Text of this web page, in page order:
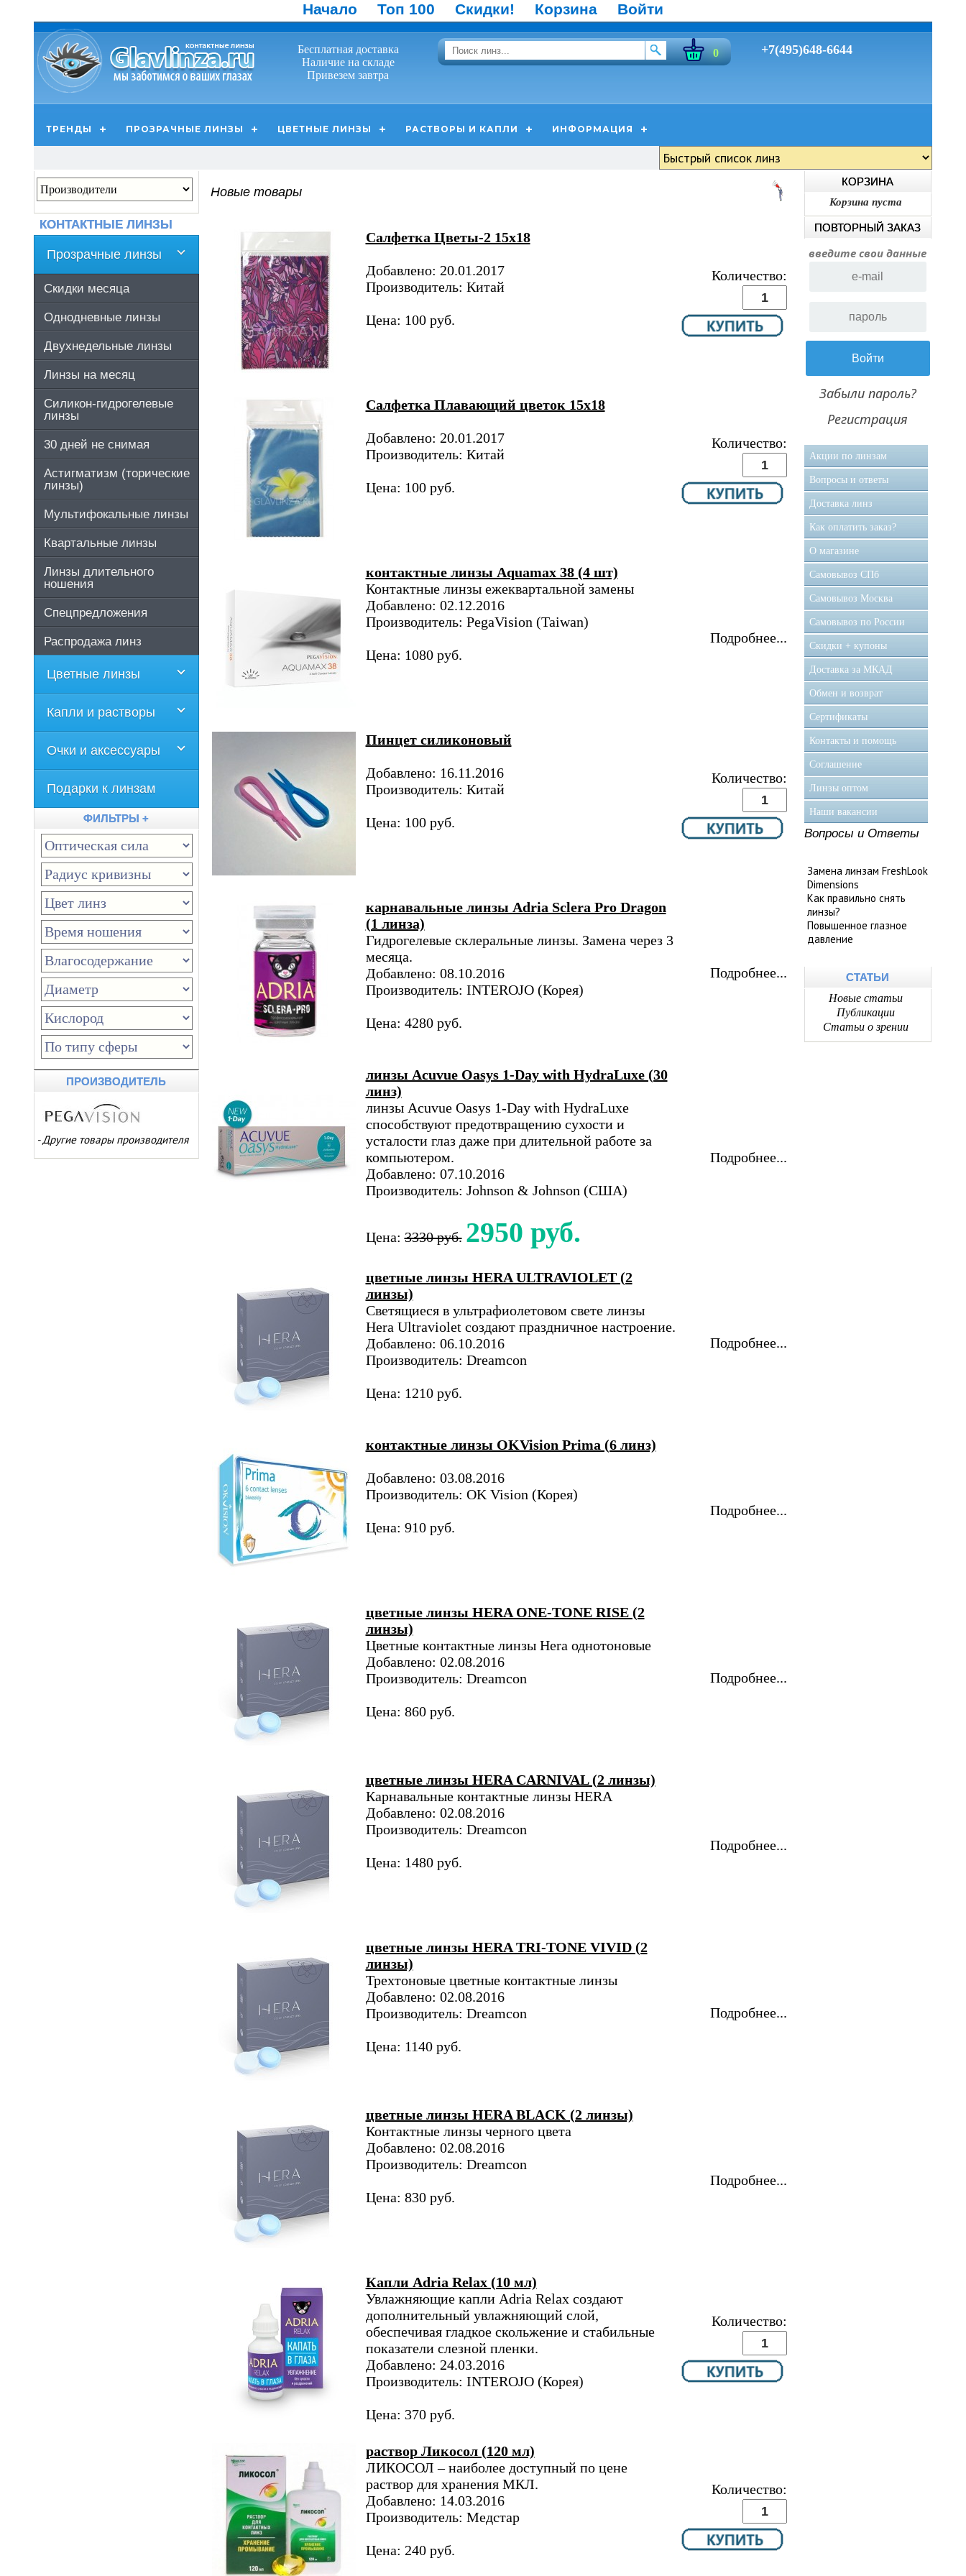
Начало Топ 100 Скидки! Корзина Войти
Бесплатная доставка
Наличие на складе
Привезем завтра
0 +7(495)648-6644
ТРЕНДЫ ПРОЗРАЧНЫЕ ЛИНЗЫ ЦВЕТНЫЕ ЛИНЗЫ РАСТВОРЫ И КАПЛИ ИНФОРМАЦИЯ
Новые товары
Салфетка Цветы-2 15х18
Добавлено: 20.01.2017
Производитель: Китай
Цена: 100 руб.
Количество:
Салфетка Плавающий цветок 15х18
Добавлено: 20.01.2017
Производитель: Китай
Цена: 100 руб.
Количество:
контактные линзы Aquamax 38 (4 шт)
Контактные линзы ежеквартальной замены
Добавлено: 02.12.2016
Производитель: PegaVision (Taiwan)
Цена: 1080 руб.
Подробнее...
Пинцет силиконовый
Добавлено: 16.11.2016
Производитель: Китай
Цена: 100 руб.
Количество:
карнавальные линзы Adria Sclera Pro Dragon
(1 линза)
Гидрогелевые склеральные линзы. Замена через 3
месяца.
Добавлено: 08.10.2016
Производитель: INTEROJO (Корея)
Цена: 4280 руб.
Подробнее...
линзы Acuvue Oasys 1-Day with HydraLuxe (30
линз)
линзы Acuvue Oasys 1-Day with HydraLuxe
способствуют предотвращению сухости и
усталости глаз даже при длительной работе за
компьютером.
Добавлено: 07.10.2016
Производитель: Johnson & Johnson (США)
Цена:3330 руб. 2950 руб.
Подробнее...
цветные линзы HERA ULTRAVIOLET (2
линзы)
Светящиеся в ультрафиолетовом свете линзы
Hera Ultraviolet создают праздничное настроение.
Добавлено: 06.10.2016
Производитель: Dreamcon
Цена: 1210 руб.
Подробнее...
контактные линзы OKVision Prima (6 линз)
Добавлено: 03.08.2016
Производитель: OK Vision (Корея)
Цена: 910 руб.
Подробнее...
цветные линзы HERA ONE-TONE RISE (2
линзы)
Цветные контактные линзы Hera однотоновые
Добавлено: 02.08.2016
Производитель: Dreamcon
Цена: 860 руб.
Подробнее...
цветные линзы HERA CARNIVAL (2 линзы)
Карнавальные контактные линзы HERA
Добавлено: 02.08.2016
Производитель: Dreamcon
Цена: 1480 руб.
Подробнее...
цветные линзы HERA TRI-TONE VIVID (2
линзы)
Трехтоновые цветные контактные линзы
Добавлено: 02.08.2016
Производитель: Dreamcon
Цена: 1140 руб.
Подробнее...
цветные линзы HERA BLACK (2 линзы)
Контактные линзы черного цвета
Добавлено: 02.08.2016
Производитель: Dreamcon
Цена: 830 руб.
Подробнее...
Капли Adria Relax (10 мл)
Увлажняющие капли Adria Relax создают
дополнительный увлажняющий слой,
обеспечивая гладкое скольжение и стабильные
показатели слезной пленки.
Добавлено: 24.03.2016
Производитель: INTEROJO (Корея)
Цена: 370 руб.
Количество:
раствор Ликосол (120 мл)
ЛИКОСОЛ – наиболее доступный по цене
раствор для хранения МКЛ.
Добавлено: 14.03.2016
Производитель: Медстар
Цена: 240 руб.
Количество:
КОНТАКТНЫЕ ЛИНЗЫ
Прозрачные линзы
Скидки месяца
Однодневные линзы
Двухнедельные линзы
Линзы на месяц
Силикон-гидрогелевые
линзы
30 дней не снимая
Астигматизм (торические
линзы)
Мультифокальные линзы
Квартальные линзы
Линзы длительного
ношения
Спецпредложения
Распродажа линз
Цветные линзы
Капли и растворы
Очки и аксессуары
Подарки к линзам
ФИЛЬТРЫ +
ПРОИЗВОДИТЕЛЬ
-Другие товары производителя
КОРЗИНА
Корзина пуста
ПОВТОРНЫЙ ЗАКАЗ
введите свои данные
Забыли пароль?
Регистрация
Акции по линзам
Вопросы и ответы
Доставка линз
Как оплатить заказ?
О магазине
Самовывоз CПб
Самовывоз Москва
Самовывоз по России
Скидки + купоны
Доставка за МКАД
Обмен и возврат
Сертификаты
Контакты и помощь
Соглашение
Линзы оптом
Наши вакансии
Вопросы и Ответы
Замена линзам FreshLook
Dimensions
Как правильно снять
линзы?
Повышенное глазное
давление
СТАТЬИ
Новые статьи
Публикации
Статьи о зрении